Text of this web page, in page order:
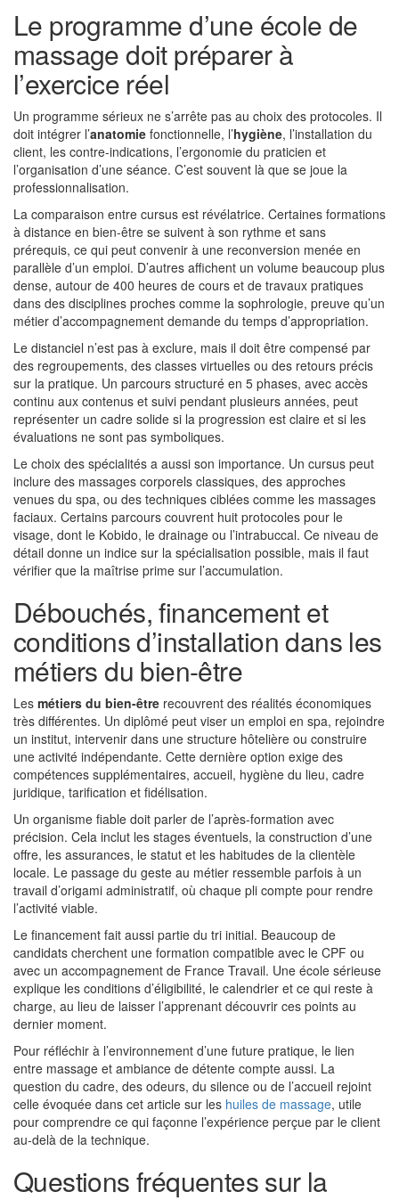
Le programme d’une école de
massage doit préparer à
l’exercice réel
Un programme sérieux ne s’arrête pas au choix des protocoles. Il
doit intégrer l’anatomie fonctionnelle, l’hygiène, l’installation du
client, les contre-indications, l’ergonomie du praticien et
l’organisation d’une séance. C’est souvent là que se joue la
professionnalisation.
La comparaison entre cursus est révélatrice. Certaines formations
à distance en bien-être se suivent à son rythme et sans
prérequis, ce qui peut convenir à une reconversion menée en
parallèle d’un emploi. D’autres affichent un volume beaucoup plus
dense, autour de 400 heures de cours et de travaux pratiques
dans des disciplines proches comme la sophrologie, preuve qu’un
métier d’accompagnement demande du temps d’appropriation.
Le distanciel n’est pas à exclure, mais il doit être compensé par
des regroupements, des classes virtuelles ou des retours précis
sur la pratique. Un parcours structuré en 5 phases, avec accès
continu aux contenus et suivi pendant plusieurs années, peut
représenter un cadre solide si la progression est claire et si les
évaluations ne sont pas symboliques.
Le choix des spécialités a aussi son importance. Un cursus peut
inclure des massages corporels classiques, des approches
venues du spa, ou des techniques ciblées comme les massages
faciaux. Certains parcours couvrent huit protocoles pour le
visage, dont le Kobido, le drainage ou l’intrabuccal. Ce niveau de
détail donne un indice sur la spécialisation possible, mais il faut
vérifier que la maîtrise prime sur l’accumulation.
Débouchés, financement et
conditions d’installation dans les
métiers du bien-être
Les métiers du bien-être recouvrent des réalités économiques
très différentes. Un diplômé peut viser un emploi en spa, rejoindre
un institut, intervenir dans une structure hôtelière ou construire
une activité indépendante. Cette dernière option exige des
compétences supplémentaires, accueil, hygiène du lieu, cadre
juridique, tarification et fidélisation.
Un organisme fiable doit parler de l’après-formation avec
précision. Cela inclut les stages éventuels, la construction d’une
offre, les assurances, le statut et les habitudes de la clientèle
locale. Le passage du geste au métier ressemble parfois à un
travail d’origami administratif, où chaque pli compte pour rendre
l’activité viable.
Le financement fait aussi partie du tri initial. Beaucoup de
candidats cherchent une formation compatible avec le CPF ou
avec un accompagnement de France Travail. Une école sérieuse
explique les conditions d’éligibilité, le calendrier et ce qui reste à
charge, au lieu de laisser l’apprenant découvrir ces points au
dernier moment.
Pour réfléchir à l’environnement d’une future pratique, le lien
entre massage et ambiance de détente compte aussi. La
question du cadre, des odeurs, du silence ou de l’accueil rejoint
celle évoquée dans cet article sur les huiles de massage, utile
pour comprendre ce qui façonne l’expérience perçue par le client
au-delà de la technique.
Questions fréquentes sur la